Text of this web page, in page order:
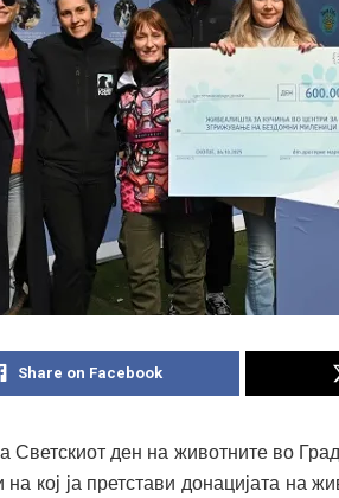
Share on Facebook
Светскиот ден на животните во
кој ја претстави донацијата на